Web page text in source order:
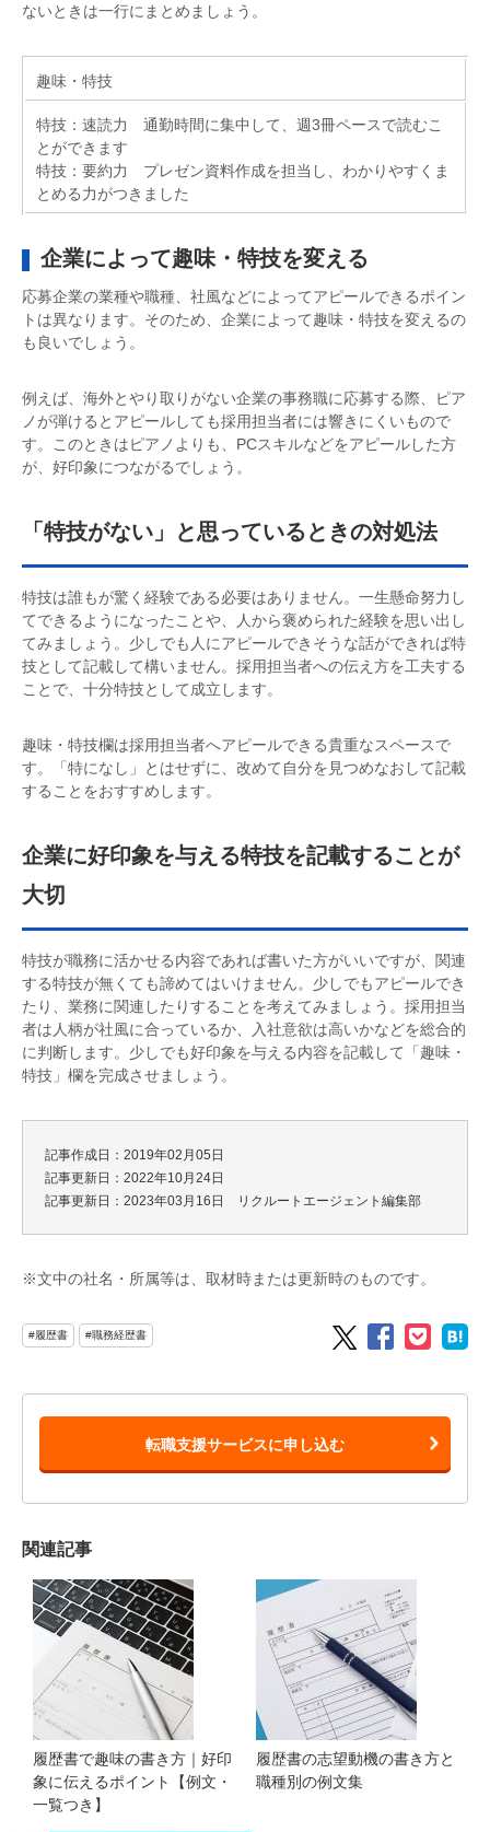
ないときは一行にまとめましょう。
趣味・特技
特技：速読力 通勤時間に集中して、週3冊ペースで読むこ
とができます
特技：要約力 プレゼン資料作成を担当し、わかりやすくま
とめる力がつきました
企業によって趣味・特技を変える
応募企業の業種や職種、社風などによってアピールできるポイン
トは異なります。そのため、企業によって趣味・特技を変えるの
も良いでしょう。
例えば、海外とやり取りがない企業の事務職に応募する際、ピア
ノが弾けるとアピールしても採用担当者には響きにくいもので
す。このときはピアノよりも、PCスキルなどをアピールした方
が、好印象につながるでしょう。
「特技がない」と思っているときの対処法
特技は誰もが驚く経験である必要はありません。一生懸命努力し
てできるようになったことや、人から褒められた経験を思い出し
てみましょう。少しでも人にアピールできそうな話ができれば特
技として記載して構いません。採用担当者への伝え方を工夫する
ことで、十分特技として成立します。
趣味・特技欄は採用担当者へアピールできる貴重なスペースで
す。「特になし」とはせずに、改めて自分を見つめなおして記載
することをおすすめします。
企業に好印象を与える特技を記載することが
大切
特技が職務に活かせる内容であれば書いた方がいいですが、関連
する特技が無くても諦めてはいけません。少しでもアピールでき
たり、業務に関連したりすることを考えてみましょう。採用担当
者は人柄が社風に合っているか、入社意欲は高いかなどを総合的
に判断します。少しでも好印象を与える内容を記載して「趣味・
特技」欄を完成させましょう。
記事作成日：2019年02月05日
記事更新日：2022年10月24日
記事更新日：2023年03月16日 リクルートエージェント編集部
※文中の社名・所属等は、取材時または更新時のものです。
#履歴書 #職務経歴書
転職支援サービスに申し込む
関連記事
履歴書で趣味の書き方｜好印
象に伝えるポイント【例文・
一覧つき】
履歴書の志望動機の書き方と
職種別の例文集